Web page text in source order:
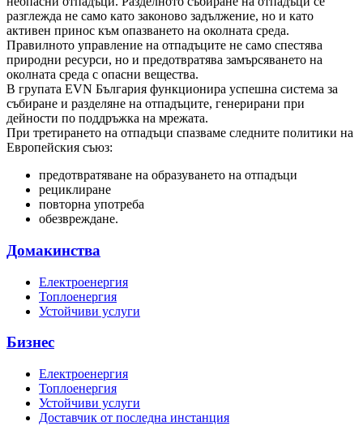
разглежда не само като законово задължение, но и като
активен принос към опазването на околната среда.
Правилното управление на отпадъците не само спестява
природни ресурси, но и предотвратява замърсяването на
околната среда с опасни вещества.
В групата EVN България функционира успешна система за
събиране и разделяне на отпадъците, генерирани при
дейности по поддръжка на мрежата.
При третирането на отпадъци спазваме следните политики на
Европейския съюз:
предотвратяване на образуването на отпадъци
рециклиране
повторна употреба
обезвреждане.
Домакинства
Електроенергия
Топлоенергия
Устойчиви услуги
Бизнес
Електроенергия
Топлоенергия
Устойчиви услуги
Доставчик от последна инстанция